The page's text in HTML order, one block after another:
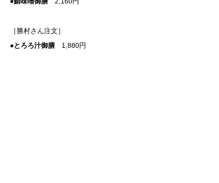
［勝村さん注文］
●とろろ汁御膳 1,880円